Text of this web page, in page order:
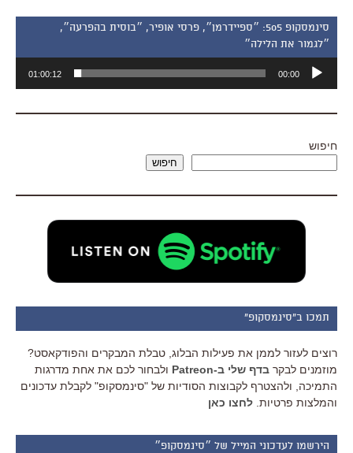
סינמסקופ 505: ״ספיידרמן״, פרסי אופיר, ״בוסית בהפרעה״,
״לגמור את הלילה״
אודיו
00:00
01:00:12
חיפוש
חיפוש
תמכו ב"סינמסקופ"
רוצים לעזור לממן את פעילות הבלוג, טבלת המבקרים והפודקאסט?
מוזמנים לבקר בדף שלי ב-Patreon
ולבחור לכם את אחת מדרגות
התמיכה, ולהצטרף לקבוצות הסודיות של "סינמסקופ" לקבלת עדכונים
והמלצות פרטיות. לחצו כאן
הירשמו לעדכוני המייל של ״סינמסקופ״